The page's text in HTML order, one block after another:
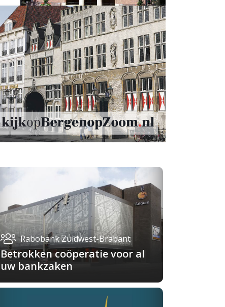
Rabobank Zuidwest-Brabant
Betrokken coöperatie voor al
uw bankzaken